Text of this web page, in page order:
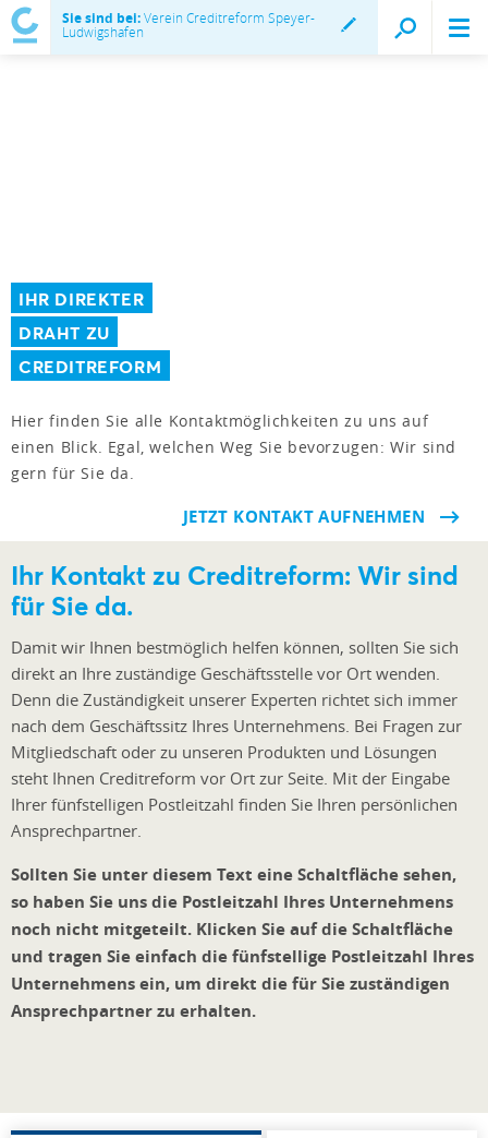
Sie sind bei:Verein Creditreform Speyer-
Ludwigshafen
IHR DIREKTER
DRAHT ZU
CREDITREFORM
Hier finden Sie alle Kontaktmöglichkeiten zu uns auf
einen Blick. Egal, welchen Weg Sie bevorzugen: Wir sind
gern für Sie da.
JETZT KONTAKT AUFNEHMEN
Ihr Kontakt zu Creditreform: Wir sind
für Sie da.
Damit wir Ihnen bestmöglich helfen können, sollten Sie sich
direkt an Ihre zuständige Geschäftsstelle vor Ort wenden.
Denn die Zuständigkeit unserer Experten richtet sich immer
nach dem Geschäftssitz Ihres Unternehmens. Bei Fragen zur
Mitgliedschaft oder zu unseren Produkten und Lösungen
steht Ihnen Creditreform vor Ort zur Seite. Mit der Eingabe
Ihrer fünfstelligen Postleitzahl finden Sie Ihren persönlichen
Ansprechpartner.
Sollten Sie unter diesem Text eine Schaltfläche sehen,
so haben Sie uns die Postleitzahl Ihres Unternehmens
noch nicht mitgeteilt. Klicken Sie auf die Schaltfläche
und tragen Sie einfach die fünfstellige Postleitzahl Ihres
Unternehmens ein, um direkt die für Sie zuständigen
Ansprechpartner zu erhalten.